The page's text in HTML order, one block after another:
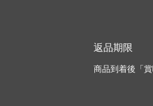
返品期限
商品到着後「